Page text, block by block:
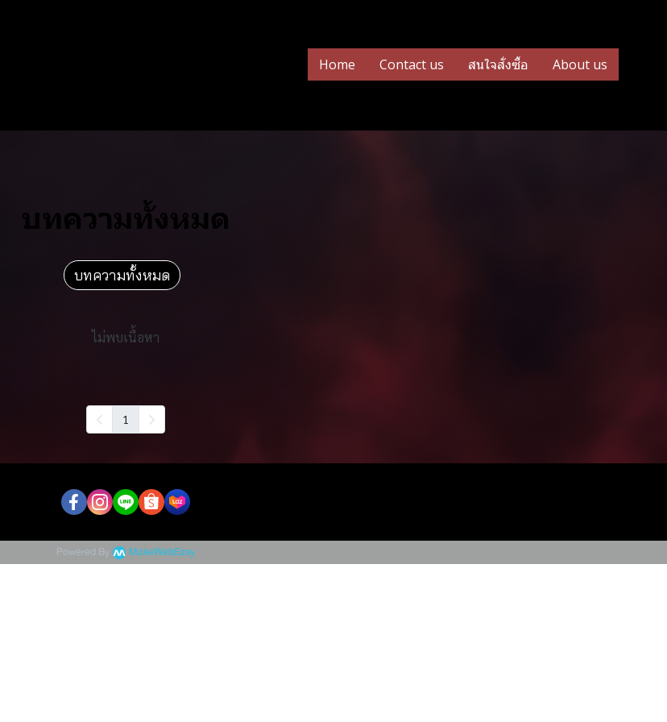
Home Contact us สนใจสั่งซื้อ About us
บทความทั้งหมด
บทความทั้งหมด
ไม่พบเนื้อหา
1
Powered By MakeWebEasy